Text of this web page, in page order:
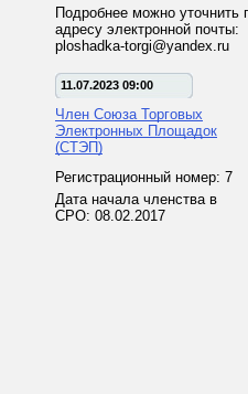
Подробнее можно уточнить
адресу электронной почты:
ploshadka-torgi@yandex.ru
11.07.2023 09:00
Член Союза Торговых
Электронных Площадок
(СТЭП)
Регистрационный номер: 7
Дата начала членства в
СРО: 08.02.2017